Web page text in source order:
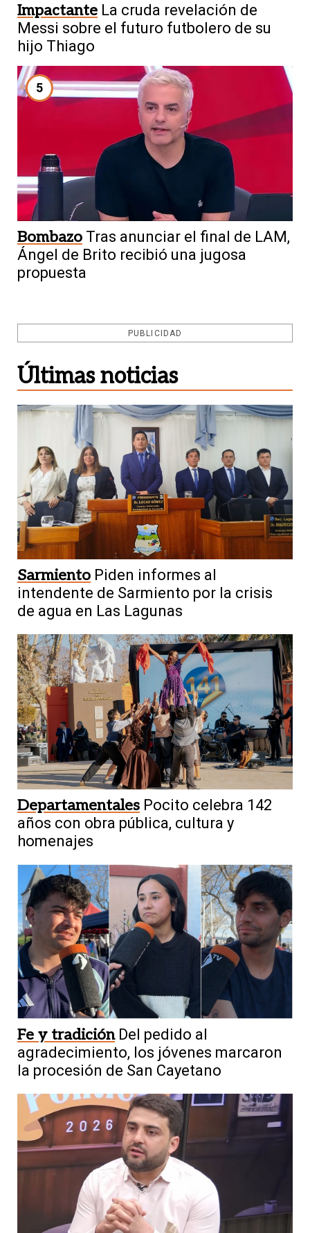
Impactante La cruda revelación de
Messi sobre el futuro futbolero de su
hijo Thiago
5
Bombazo Tras anunciar el final de LAM,
Ángel de Brito recibió una jugosa
propuesta
PUBLICIDAD
Últimas noticias
Sarmiento Piden informes al
intendente de Sarmiento por la crisis
de agua en Las Lagunas
Departamentales Pocito celebra 142
años con obra pública, cultura y
homenajes
Fe y tradición Del pedido al
agradecimiento, los jóvenes marcaron
la procesión de San Cayetano